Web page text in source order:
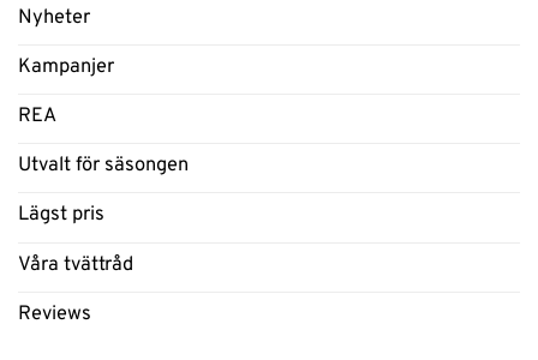
Nyheter
Kampanjer
REA
Utvalt för säsongen
Lägst pris
Våra tvättråd
Reviews